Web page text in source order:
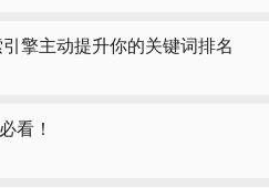
擎主动提升你的关键词排名
看！